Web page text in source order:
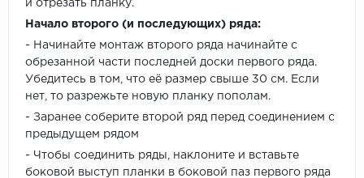
и отрезать планку.
Начало второго (и последующих) ряда:
- Начинайте монтаж второго ряда начинайте с
обрезанной части последней доски первого ряда.
Убедитесь в том, что её размер свыше 30 см. Если
нет, то разрежьте новую планку пополам.
- Заранее соберите второй ряд перед соединением с
предыдущем рядом
- Чтобы соединить ряды, наклоните и вставьте
боковой выступ планки в боковой паз первого ряда